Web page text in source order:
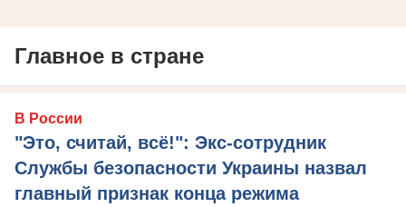
Главное в стране
В России
"Это, считай, всё!": Экс-сотрудник
Службы безопасности Украины назвал
главный признак конца режима